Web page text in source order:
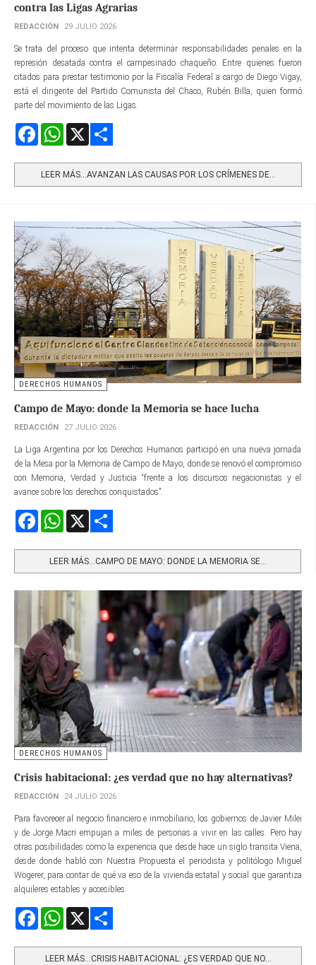
contra las Ligas Agrarias
REDACCIÓN 29 JULIO 2026
Se trata del proceso que intenta determinar responsabilidades penales en la
represión desatada contra el campesinado chaqueño. Entre quienes fueron
citados para prestar testimonio por la Fiscalía Federal a cargo de Diego Vigay,
está el dirigente del Partido Comunista del Chaco, Rubén Billa, quien formó
parte del movimiento de las Ligas.
FacebookWhatsApp
LEER MÁS…AVANZAN LAS CAUSAS POR LOS CRÍMENES DE...
DERECHOS HUMANOS
Campo de Mayo: donde la Memoria se hace lucha
REDACCIÓN 27 JULIO 2026
La Liga Argentina por los Derechos Humanos participó en una nueva jornada
de la Mesa por la Memoria de Campo de Mayo, donde se renovó el compromiso
con Memoria, Verdad y Justicia “frente a los discursos negacionistas y el
avance sobre los derechos conquistados”.
FacebookWhatsApp
LEER MÁS…CAMPO DE MAYO: DONDE LA MEMORIA SE...
DERECHOS HUMANOS
Crisis habitacional: ¿es verdad que no hay alternativas?
REDACCIÓN 24 JULIO 2026
Para favorecer al negocio financiero e inmobiliario, los gobiernos de Javier Milei
y de Jorge Macri empujan a miles de personas a vivir en las calles. Pero hay
otras posibilidades como la experiencia que desde hace un siglo transita Viena,
desde donde habló con Nuestra Propuesta el periodista y politólogo Miguel
Wögerer, para contar de qué va eso de la vivienda estatal y social que garantiza
alquileres estables y accesibles.
FacebookWhatsApp
LEER MÁS…CRISIS HABITACIONAL: ¿ES VERDAD QUE NO...